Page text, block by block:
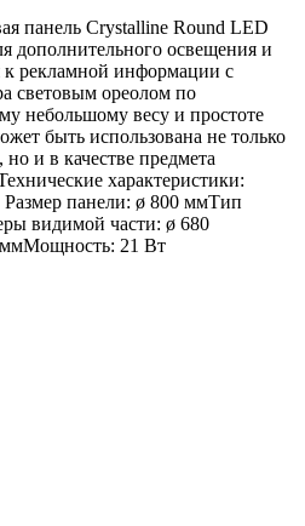
панель Crystalline Round LED
дополнительного освещения и
к рекламной информации с
световым ореолом по
небольшому весу и простоте
быть использована не только
и в качестве предмета
характеристики:
панели: ø 800 ммТип
видимой части: ø 680
21 Вт